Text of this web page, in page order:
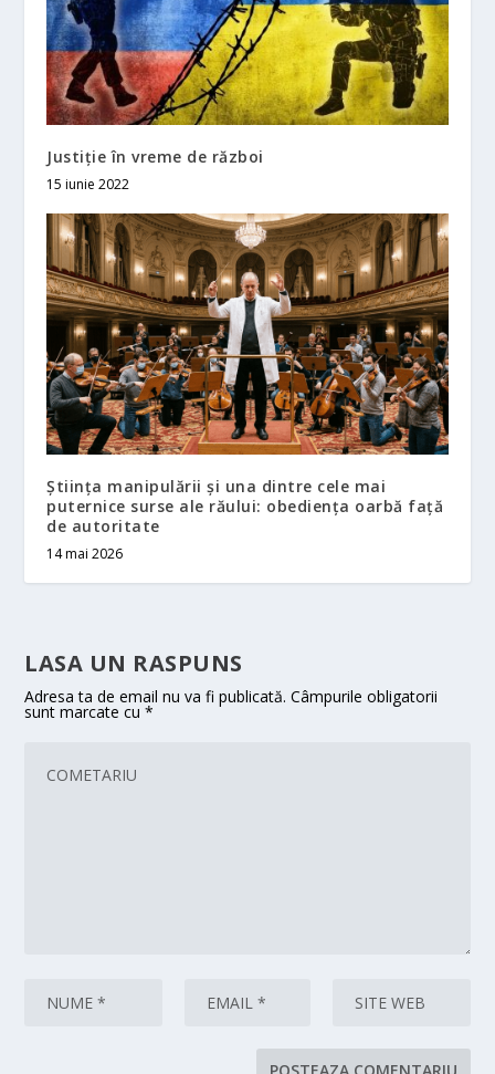
Justiție în vreme de război
15 iunie 2022
Știința manipulării și una dintre cele mai
puternice surse ale răului: obediența oarbă față
de autoritate
14 mai 2026
LASA UN RASPUNS
Adresa ta de email nu va fi publicată. Câmpurile obligatorii
sunt marcate cu*